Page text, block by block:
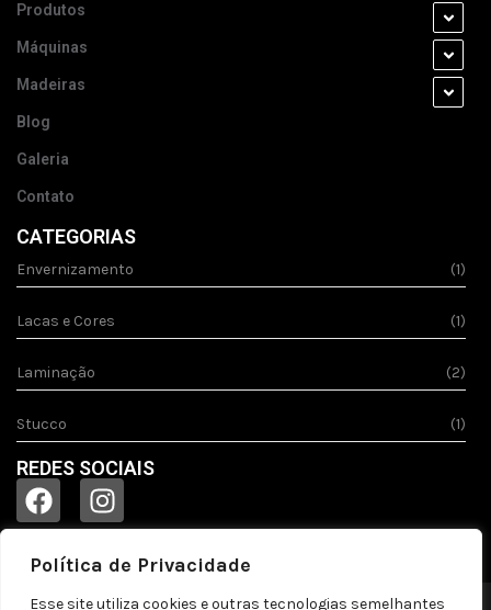
Política de Privacidade
Esse site utiliza cookies e outras tecnologias semelhantes
Produtos
Máquinas
Madeiras
Blog
Galeria
Contato
CATEGORIAS
Envernizamento (1)
Lacas e Cores (1)
Laminação (2)
Stucco (1)
REDES SOCIAIS